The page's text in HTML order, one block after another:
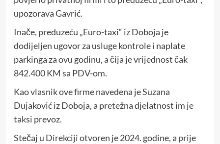
upozorava Gavrić.
Inače, preduzeću „Euro-taxi“ iz Doboja je
dodijeljen ugovor za usluge kontrole i naplate
parkinga za ovu godinu, a čija je vrijednost čak
842.400 KM sa PDV-om.
Kao vlasnik ove firme navedena je Suzana
Dujaković iz Doboja, a pretežna djelatnost im je
taksi prevoz.
Stečaj u Direkciji otvoren je 2024. godine, a prije